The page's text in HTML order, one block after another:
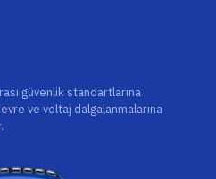
güvenlik standartlarına
ve voltaj dalgalanmalarına